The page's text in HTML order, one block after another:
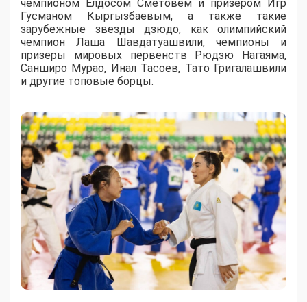
чемпионом Елдосом Сметовем и призером Игр
Гусманом Кыргызбаевым, а также такие
зарубежные звезды дзюдо, как олимпийский
чемпион Лаша Шавдатуашвили, чемпионы и
призеры мировых первенств Рюдзю Нагаяма,
Санширо Мурао, Инал Тасоев, Тато Григалашвили
и другие топовые борцы.